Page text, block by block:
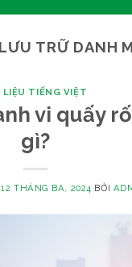
LƯU TRỮ DANH
LIỆU TIẾNG VIỆT
vi quấy
gì?
12 THÁNG BA, 2024 BỞI